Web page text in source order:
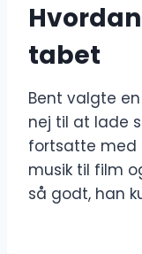
tabet
Bent valgte
nej til at lade
fortsatte med
musik til film
så godt, han